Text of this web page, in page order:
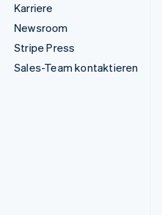
Karriere
Newsroom
Stripe Press
Sales-Team kontaktieren